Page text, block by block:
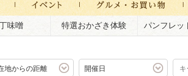
味噌 特選おかざき体験 パンフレッ
地からの距離 開催日